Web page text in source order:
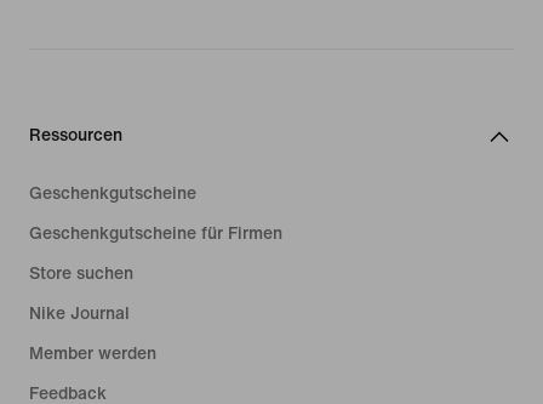
Ressourcen
Geschenkgutscheine
Geschenkgutscheine für Firmen
Store suchen
Nike Journal
Member werden
Feedback